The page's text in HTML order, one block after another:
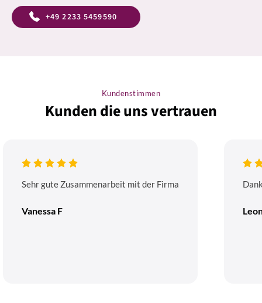
+49 2233 5459590
Kundenstimmen
Kunden die uns vertrauen
Sehr gute Zusammenarbeit mit der Firma
Vanessa F